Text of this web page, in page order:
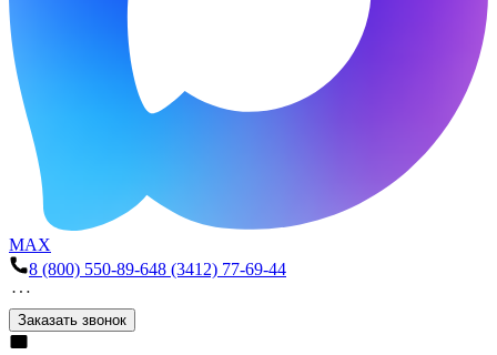
MAX
8 (800) 550-89-648 (3412) 77-69-44
Заказать звонок